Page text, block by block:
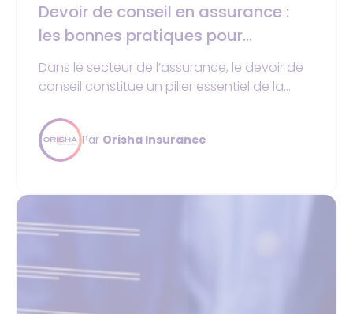
Devoir de conseil en assurance :
les bonnes pratiques pour
sécuriser vos contrats
Dans le secteur de l’assurance, le devoir de
conseil constitue un pilier essentiel de la
son client.
Par Orisha Insurance